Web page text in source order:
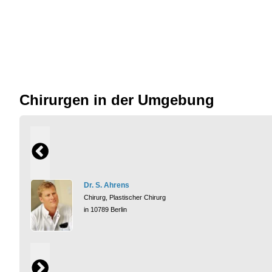
Chirurgen in der Umgebung
Dr. S. Ahrens
Chirurg, Plastischer Chirurg
in 10789 Berlin